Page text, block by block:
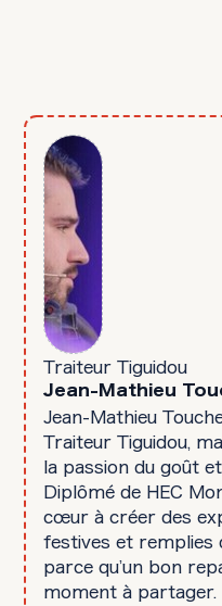
Traiteur Tiguidou
Jean-Mathieu
Jean-Mathieu
Traiteur Tiguidou,
la passion du goût
Diplômé de HEC
cœur à créer des
festives et
parce qu’un bon
moment à partager.